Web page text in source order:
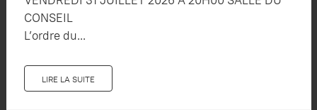
CONSEIL
L’ordre du...
LIRE LA SUITE